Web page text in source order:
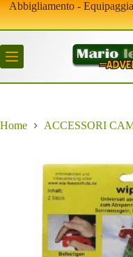
Salta
contenuto
Abbigliamento -
Home ACCESSORI